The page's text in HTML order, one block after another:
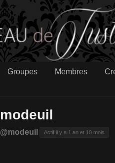
Groupes Membres
modeuil
@modeuil Actif il y a 1 an et 10 mois